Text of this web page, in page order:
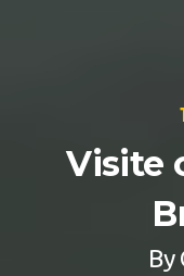
Visite
By